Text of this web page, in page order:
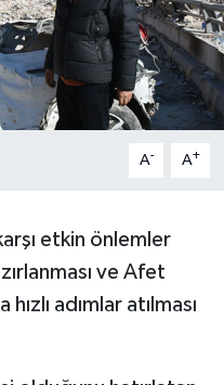
A- A+
etkin önlemler
ve Afet
adımlar atılması